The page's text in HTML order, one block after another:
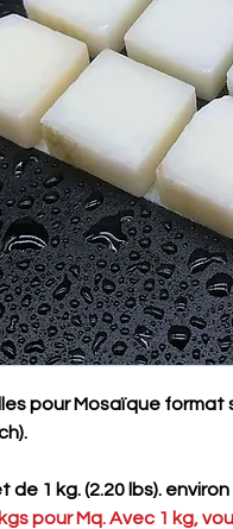
pour Mosaïque format
de 1 kg. (2.20 lbs). environ
pour Mq. Avec 1 kg,